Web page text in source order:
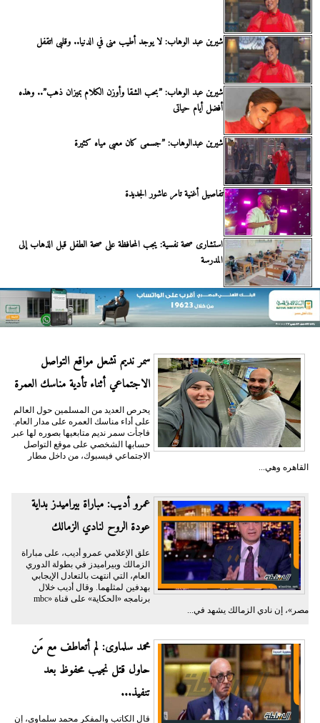
شيرين عبد الوهاب: لا يوجد أطيب منى في الدنيا.. وقلبى اتقفل
شيرين عبد الوهاب: ”بحب الشقا وأوزن الكلام بميزان ذهب”.. وهذه
أفضل أيام حياتى
شيرين عبدالوهاب: ”جسمى كان معبى مياه كثيرة
تفاصيل أغنية تامر عاشور الجديدة
استشارى صحة نفسية: يجب المحافظة على صحة الطفل قبل الذهاب إلى
المدرسة
سمر نديم تشعل مواقع التواصل
الاجتماعي أثناء تأدية مناسك العمرة
يحرص العديد من المسلمين حول العالم
على أداء مناسك العمره على مدار العام.
فاجأت سمر نديم متابعيها بصوره لها عبر
حسابها الشخصي على موقع التواصل
الاجتماعي فيسبوك، من داخل مطار
القاهره وهي...
عمرو أديب: مباراة بيراميدز بداية
عودة الروح لنادي الزمالك
علق الإعلامي عمرو أديب، على مباراة
الزمالك وبيراميدز في بطولة الدوري
العام، التي انتهت بالتعادل الإيجابي
بهدفين لمثلهما. وقال أديب خلال
برنامجه «الحكاية» على قناة «mbc
مصر»، إن نادي الزمالك يشهد في...
محمد سلماوى: لم أتعاطف مع مَن
حاول قتل نجيب محفوظ بعد
تنفيذ...
قال الكاتب والمفكر محمد سلماوي، إن